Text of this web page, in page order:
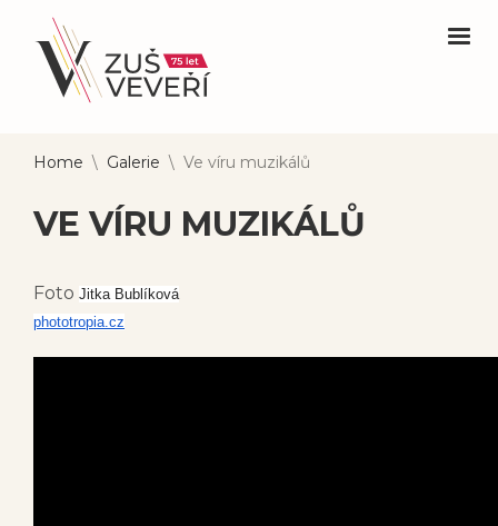
Home \ Galerie \ Ve víru muzikálů
VE VÍRU MUZIKÁLŮ
Foto Jitka Bublíková
phototropia.cz